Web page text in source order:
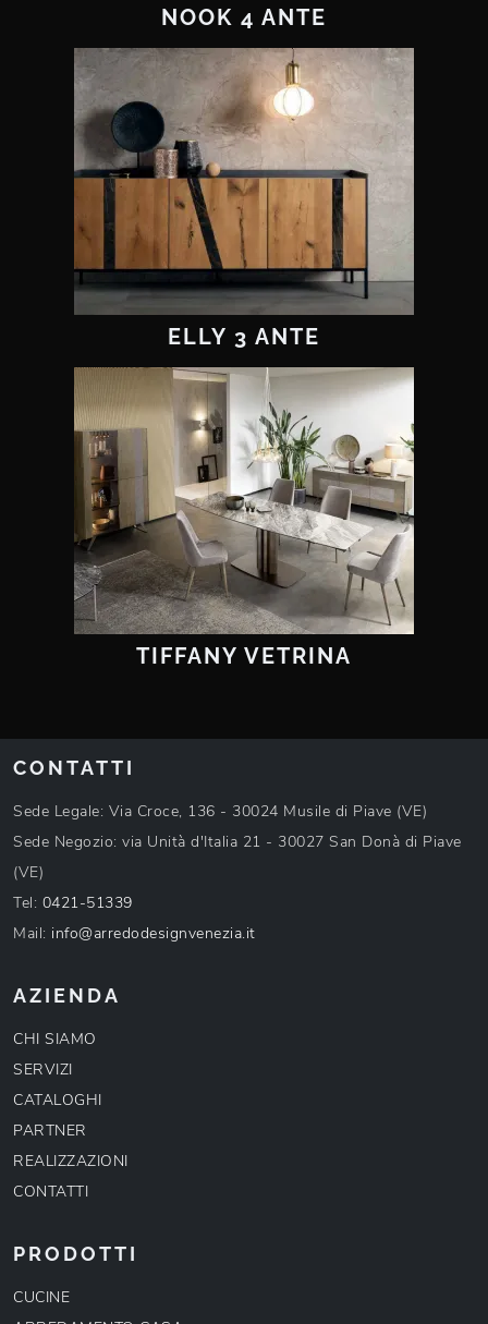
NOOK 4 ANTE
ELLY 3 ANTE
TIFFANY VETRINA
CONTATTI
Sede Legale: Via Croce, 136 - 30024 Musile di Piave (VE)
Sede Negozio: via Unità d'Italia 21 - 30027 San Donà di Piave
(VE)
Tel: 0421-51339
Mail: info@arredodesignvenezia.it
AZIENDA
CHI SIAMO
SERVIZI
CATALOGHI
PARTNER
REALIZZAZIONI
CONTATTI
PRODOTTI
CUCINE